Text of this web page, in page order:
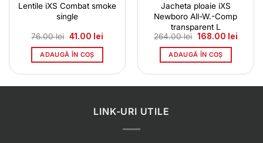
Lentile iXS Combat smoke
single
76.00lei Prețul
a
fost:
41.00 leiPrețul
ADAUGĂ ÎN COȘ
Jacheta ploaie iXS
Newboro All-W.-Comp
transparent L
264.00lei Prețul
a
fost:
168.00 leiPrețul
ADAUGĂ ÎN COȘ
LINK-URI UTILE